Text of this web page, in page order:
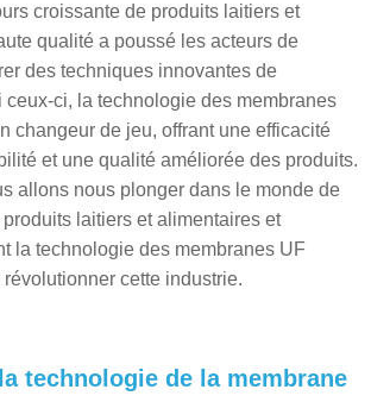
croissante de produits laitiers et
qualité a poussé les acteurs de
des techniques innovantes de
ceux-ci, la technologie des membranes
changeur de jeu, offrant une efficacité
et une qualité améliorée des produits.
allons nous plonger dans le monde de
laitiers et alimentaires et
la technologie des membranes UF
cette industrie.
technologie de la membrane